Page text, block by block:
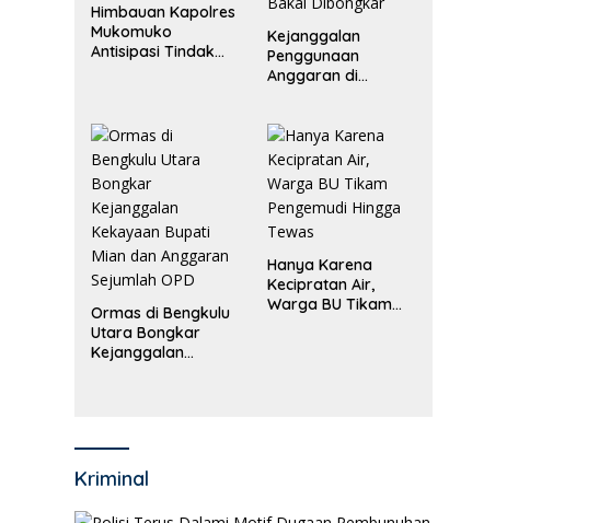
Himbauan Kapolres
Mukomuko
Antisipasi Tindak
Kejanggalan
Penggunaan
Anggaran di
Bakal Dibongkar
Ormas di Bengkulu
Utara Bongkar
Kejanggalan
Hanya Karena
Kecipratan Air,
Warga BU Tikam
Kriminal